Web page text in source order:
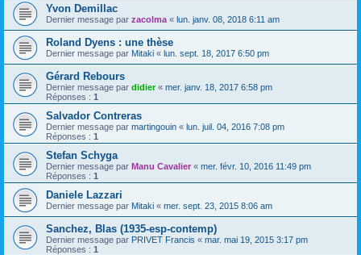
Yvon Demillac
Dernier message par zacolma « lun. janv. 08, 2018 6:11 am
Roland Dyens : une thèse
Dernier message par Mitaki « lun. sept. 18, 2017 6:50 pm
Gérard Rebours
Dernier message par didier« mer. janv. 18, 2017 6:58 pm
Réponses : 1
Salvador Contreras
Dernier message par martingouin « lun. juil. 04, 2016 7:08 pm
Réponses : 1
Stefan Schyga
Dernier message par Manu Cavalier « mer. févr. 10, 2016 11:49 pm
Réponses : 1
Daniele Lazzari
Dernier message par Mitaki « mer. sept. 23, 2015 8:06 am
Sanchez, Blas (1935-esp-contemp)
Dernier message par PRIVET Francis « mar. mai 19, 2015 3:17 pm
Réponses : 1